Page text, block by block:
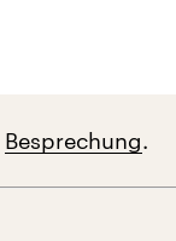
Besprechung.